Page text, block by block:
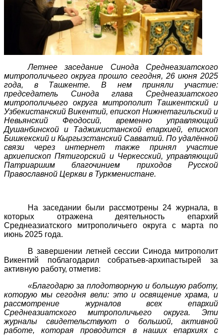
Летнее заседание Синода Среднеазиатского
митрополичьего округа прошло сегодня, 26 июня 2025
года, в Ташкенте. В нем приняли участие:
председатель Синода глава Среднеазиатского
митрополичьего округа митрополит Ташкентский и
Узбекистанский Викентий, епископ Нижнетагильский и
Невьянский Феодосий, временно управляющий
Душанбинской и Таджикистанской епархией, епископ
Бишкекский и Кыргызстанский Савватий. По удалённой
связи через интернет также принял участие
архиепископ Пятигорский и Черкесский, управляющий
Патриаршим благочинием приходов Русской
Православной Церкви в Туркменистане.
На заседании были рассмотрены 24 журнала, в
которых отражена деятельность епархий
Среднеазиатского митрополичьего округа с марта по
июнь 2025 года.
В завершении летней сессии Синода митрополит
Викентий поблагодарил собратьев-архипастырей за
активную работу, отметив:
«Благодарю за плодотворную и большую работу,
которую мы сегодня вели: это и освящение храма, и
рассмотрение журналов всех епархий
Среднеазиатского митрополичьего округа. Эти
журналы свидетельствуют о большой, активной
работе, которая проводится в наших епархиях с